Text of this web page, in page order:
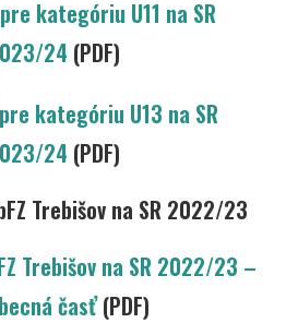
kategóriu U11 na SR
24 (PDF)
kategóriu U13 na SR
24 (PDF)
Trebišov na SR 2022/23
Trebišov na SR 2022/23 –
časť(PDF)